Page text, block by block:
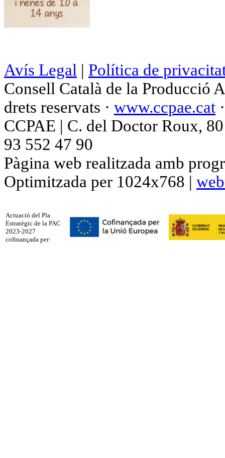
Avís Legal | Política de
Consell Català de la Producció
drets reservats · www.ccpae.cat
CCPAE | C. del Doctor Roux,
93 552 47 90
Pàgina web realitzada amb
Optimitzada per 1024x768 |
Actuació del Pla
Estratègic de la PAC
2023-2027
cofinançada per: